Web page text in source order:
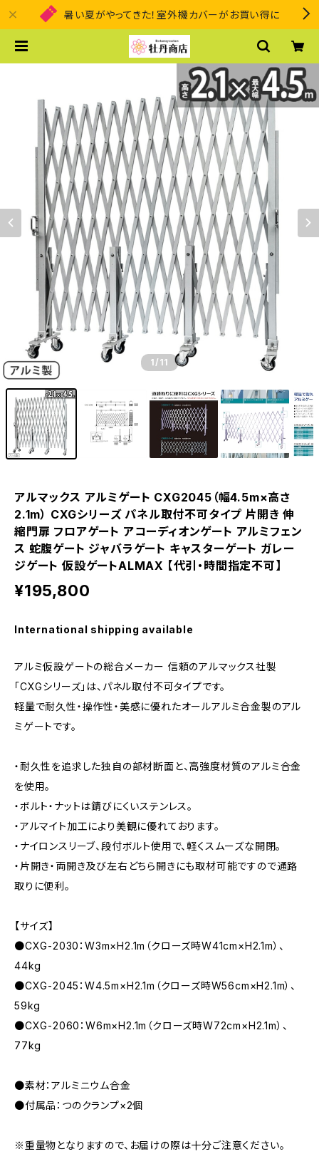
暑い夏がやってきた！室外機カバーがお買い得に
1 /11
アルマックス アルミゲート CXG2045（幅4.5m×高さ
2.1m） CXGシリーズ パネル取付不可タイプ 片開き 伸
縮門扉 フロアゲート アコーディオンゲート アルミフェン
ス 蛇腹ゲート ジャバラゲート キャスターゲート ガレー
ジゲート 仮設ゲートALMAX 【代引・時間指定不可】
¥195,800
International shipping available
アルミ仮設ゲートの総合メーカー 信頼のアルマックス社製
「CXGシリーズ」は、パネル取付不可タイプです。
軽量で耐久性・操作性・美感に優れたオールアルミ合金製のアル
ミゲートです。
・耐久性を追求した独自の部材断面と、高強度材質のアルミ合金
を使用。
・ボルト・ナットは錆びにくいステンレス。
・アルマイト加工により美観に優れております。
・ナイロンスリーブ、段付ボルト使用で、軽くスムーズな開閉。
・片開き・両開き及び左右どちら開きにも取材可能ですので通路
取りに便利。
【サイズ】
●CXG-2030：W3m×H2.1m（クローズ時W41cm×H2.1m）、
44kg
●CXG-2045：W4.5m×H2.1m（クローズ時W56cm×H2.1m）、
59kg
●CXG-2060：W6m×H2.1m（クローズ時W72cm×H2.1m）、
77kg
●素材：アルミニウム合金
●付属品：つのクランプ×2個
※重量物となりますので、お届けの際は十分ご注意ください。